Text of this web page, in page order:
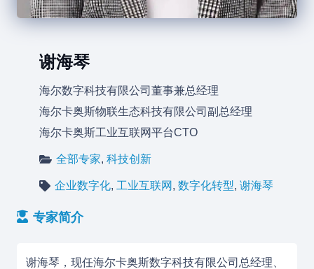
谢海琴
海尔数字科技有限公司董事兼总经理
海尔卡奥斯物联生态科技有限公司副总经理
海尔卡奥斯工业互联网平台CTO
全部专家,科技创新
企业数字化, 工业互联网 ,数字化转型,谢海琴
专家简介
谢海琴，现任海尔卡奥斯数字科技有限公司总经理、